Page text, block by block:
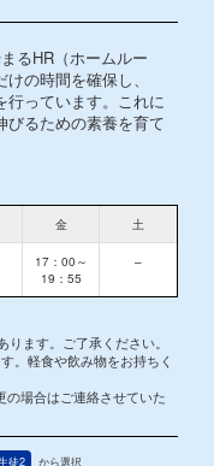
るHR（ホームルー
の時間を確保し、
行っています。これに
びるための素養を育て
金 土
17：00～
19：55
–
ます。ご了承ください。
。軽食や飲み物をお持ちく
の場合はご連絡させていた
徒2 から選択